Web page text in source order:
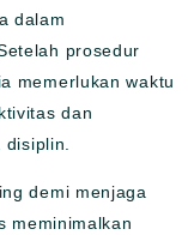
dalam
prosedur
memerlukan waktu
dan
disiplin.
demi menjaga
meminimalkan